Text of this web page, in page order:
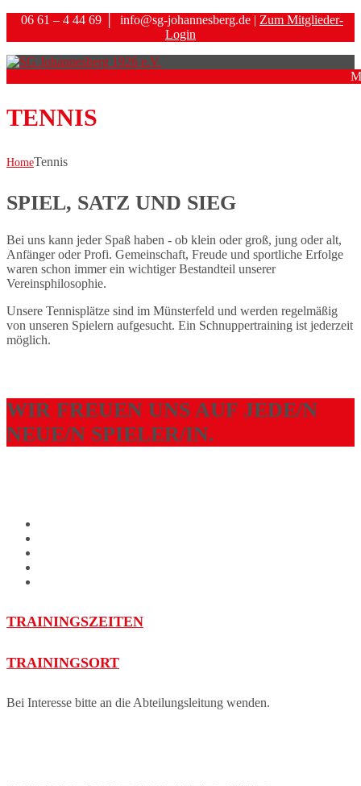
06 61 – 4 44 69 info@sg-johannesberg.de | Zum Mitglieder-
Login
TENNIS
HomeTennis
SPIEL, SATZ UND SIEG
Bei uns kann jeder Spaß haben - ob klein oder groß, jung oder alt,
Anfänger oder Profi. Gemeinschaft, Freude und sportliche Erfolge
waren schon immer ein wichtiger Bestandteil unserer
Vereinsphilosophie.
Unsere Tennisplätze sind im Münsterfeld und werden regelmäßig
von unseren Spielern aufgesucht. Ein Schnuppertraining ist jederzeit
möglich.
WIR FREUEN UNS AUF JEDE/N
NEUE/N SPIELER/IN.
TRAININGSZEITEN
TRAININGSORT
Bei Interesse bitte an die Abteilungsleitung wenden.